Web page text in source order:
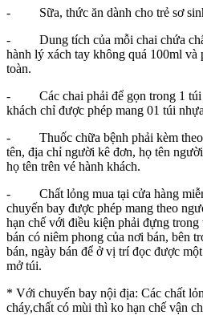
- Sữa, thức ăn dành cho trẻ sơ sinh
- Dung tích của mỗi chai chứa
hành lý xách tay không quá 100ml và
toàn.
- Các chai phải để gọn trong 1 túi
khách chỉ được phép mang 01 túi
- Thuốc chữa bệnh phải kèm theo
tên, địa chỉ người kê đơn, họ tên
họ tên trên vé hành khách.
- Chất lỏng mua tại cửa hàng miễn
chuyến bay được phép mang theo
hạn chế với điều kiện phải đựng
bán có niêm phong của nơi bán, bên
bán, ngày bán để ở vị trí đọc được
mở túi.
* Với chuyến bay nội địa: Các chất
cháy,chất có mùi thì ko hạn chế vận